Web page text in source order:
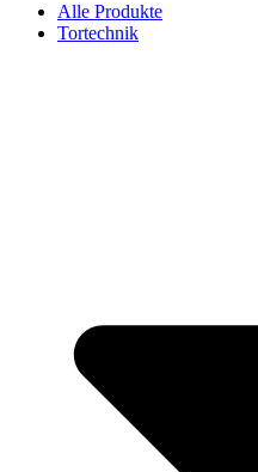
Alle Produkte
Tortechnik